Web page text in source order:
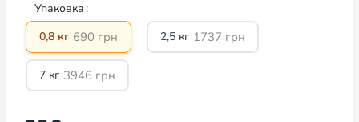
7 кг 3946
690грн